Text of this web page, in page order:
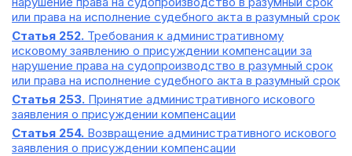
или права на исполнение судебного акта в разумный срок
Статья 252. Требования к административному
исковому заявлению о присуждении компенсации за
нарушение права на судопроизводство в разумный срок
или права на исполнение судебного акта в разумный срок
Статья 253. Принятие административного искового
заявления о присуждении компенсации
Статья 254. Возвращение административного искового
заявления о присуждении компенсации